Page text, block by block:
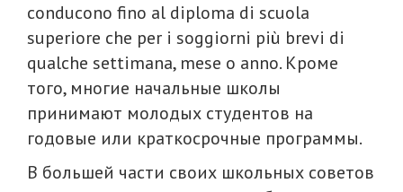
conducono fino al diploma di scuola
superiore che per i soggiorni più brevi di
qualche settimana, mese o anno. Кроме
того, многие начальные школы
принимают молодых студентов на
годовые или краткосрочные программы.
В большей части своих школьных советов